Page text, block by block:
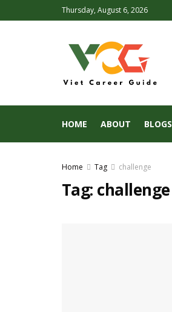
Thursday, August 6, 2026
HOME ABOUT BLOGS
Home Tag challenge
Tag: challenge